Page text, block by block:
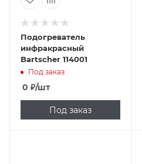
Подогреватель
инфракрасный
Bartscher 114001
Под заказ
0 ₽/шт
Под заказ